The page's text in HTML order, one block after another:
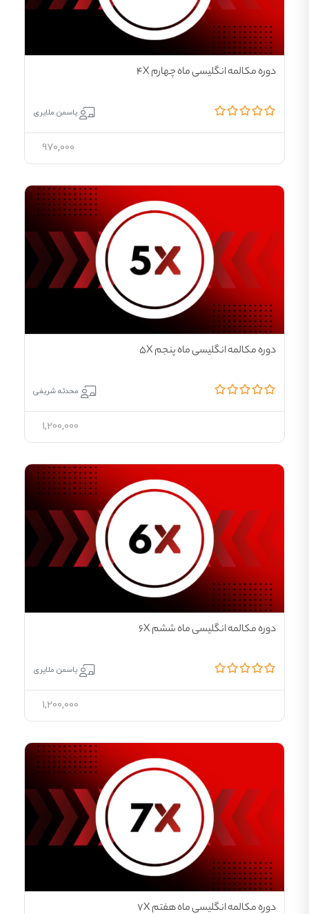
دوره مکالمه انگلیسی ماه چهارم 4X
یاسمن ملایری
970,000
دوره مکالمه انگلیسی ماه پنجم 5X
محدثه شریفی
1,200,000
دوره مکالمه انگلیسی ماه ششم 6X
یاسمن ملایری
1,200,000
دوره مکالمه انگلیسی ماه هفتم 7X